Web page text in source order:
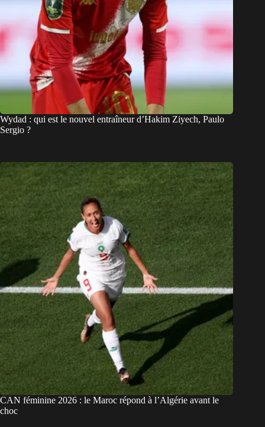
Wydad : qui est le nouvel entraîneur d’Hakim Ziyech, Paulo
Sergio ?
CAN féminine 2026 : le Maroc répond à l’Algérie avant le
choc